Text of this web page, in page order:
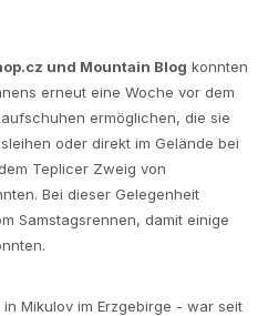
und Mountain Blog konnten
erneut eine Woche vor dem
ermöglichen, die sie
oder direkt im Gelände bei
Teplicer Zweig von
Bei dieser Gelegenheit
Samstagsrennen, damit einige
Mikulov im Erzgebirge - war seit